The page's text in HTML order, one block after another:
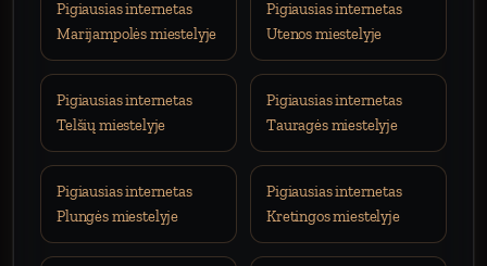
Pigiausias internetas
Marijampolės miestelyje
Pigiausias internetas
Utenos miestelyje
Pigiausias internetas
Telšių miestelyje
Pigiausias internetas
Tauragės miestelyje
Pigiausias internetas
Plungės miestelyje
Pigiausias internetas
Kretingos miestelyje